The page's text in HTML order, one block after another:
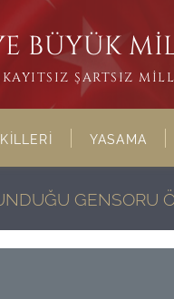
BÜYÜK
ŞARTSIZ
YASAMA
GENSORU